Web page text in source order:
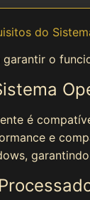
do
garantir o
é
e